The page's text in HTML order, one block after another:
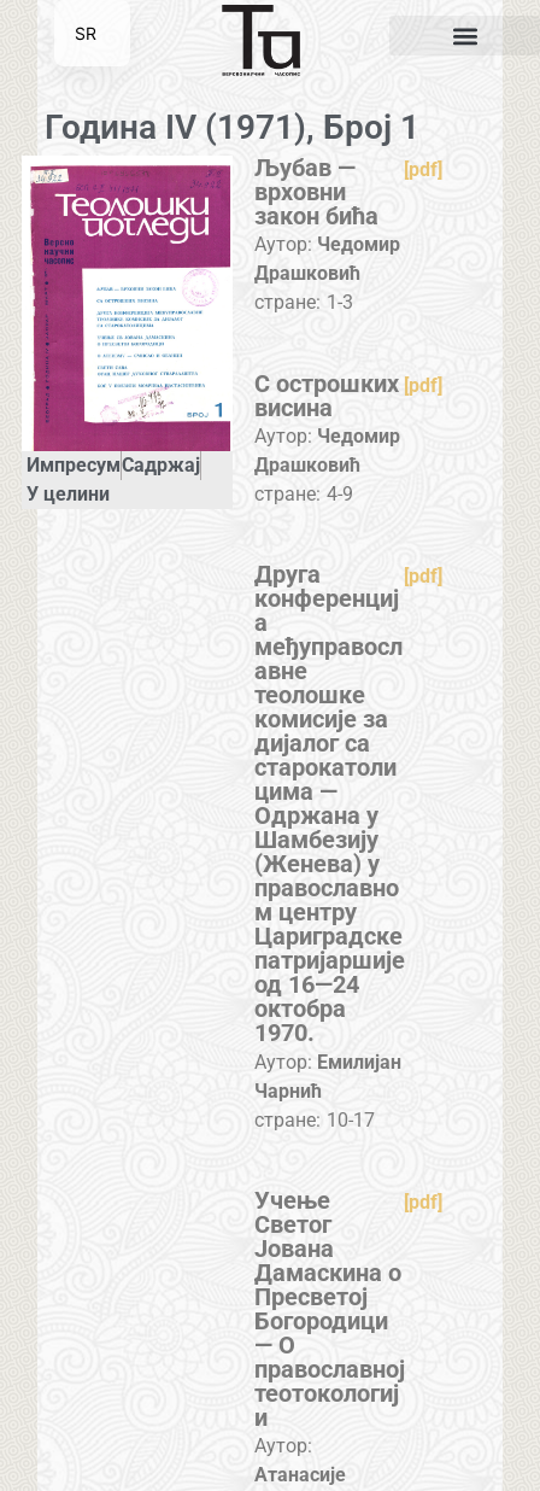
Година IV (1971), Број 1
ИмпресумСадржај
У целини
Љубав —
врховни
закон бића
[pdf]
Аутор: Чедомир
Драшковић
стране: 1-3
С острошких
висина
[pdf]
Аутор: Чедомир
Драшковић
стране: 4-9
Друга
конференциј
а
међуправосл
авне
теолошке
комисије за
дијалог са
старокатоли
цима —
Одржана у
Шамбезију
(Женева) у
православно
м центру
Цариградске
патријаршије
од 16—24
октобра
1970.
[pdf]
Аутор: Емилијан
Чарнић
стране: 10-17
Учење
Светог
Јована
Дамаскина о
Пресветој
Богородици
— О
православној
теотокологиј
и
[pdf]
Аутор:
Атанасије
SR
EN